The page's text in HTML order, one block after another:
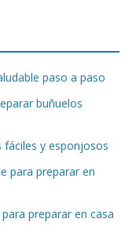
paso a paso
buñuelos
fáciles y esponjosos
para preparar en
preparar en casa